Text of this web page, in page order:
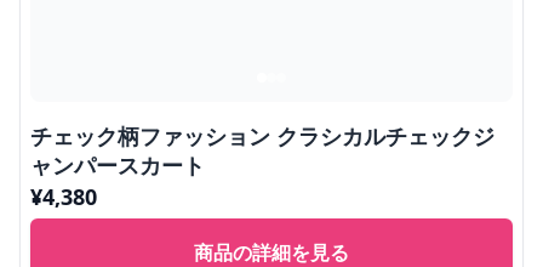
チェック柄ファッション クラシカルチェックジ
ャンパースカート
¥4,380
商品の詳細を見る